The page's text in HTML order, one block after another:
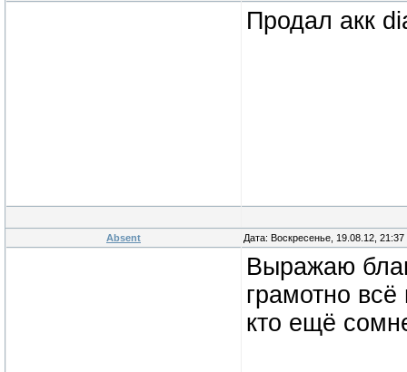
Продал акк
Absent Дата: Воскресенье, 19.08.12,
Выражаю
грамотно
кто ещё